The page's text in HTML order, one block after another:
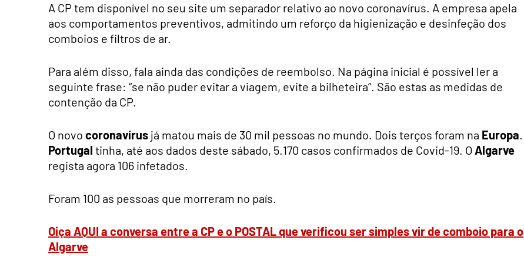
A CP tem disponível no seu site um separador relativo ao novo coronavírus. A empresa apela
aos comportamentos preventivos, admitindo um reforço da higienização e desinfeção dos
comboios e filtros de ar.
Para além disso, fala ainda das condições de reembolso. Na página inicial é possível ler a
seguinte frase: “se não puder evitar a viagem, evite a bilheteira”. São estas as medidas de
contenção da CP.
O novo coronavírus já matou mais de 30 mil pessoas no mundo. Dois terços foram na Europa.
Portugal tinha, até aos dados deste sábado, 5.170 casos confirmados de Covid-19. O Algarve
regista agora 106 infetados.
Foram 100 as pessoas que morreram no país.
Oiça AQUI a conversa entre a CP e o POSTAL que verificou ser simples vir de comboio para o
Algarve